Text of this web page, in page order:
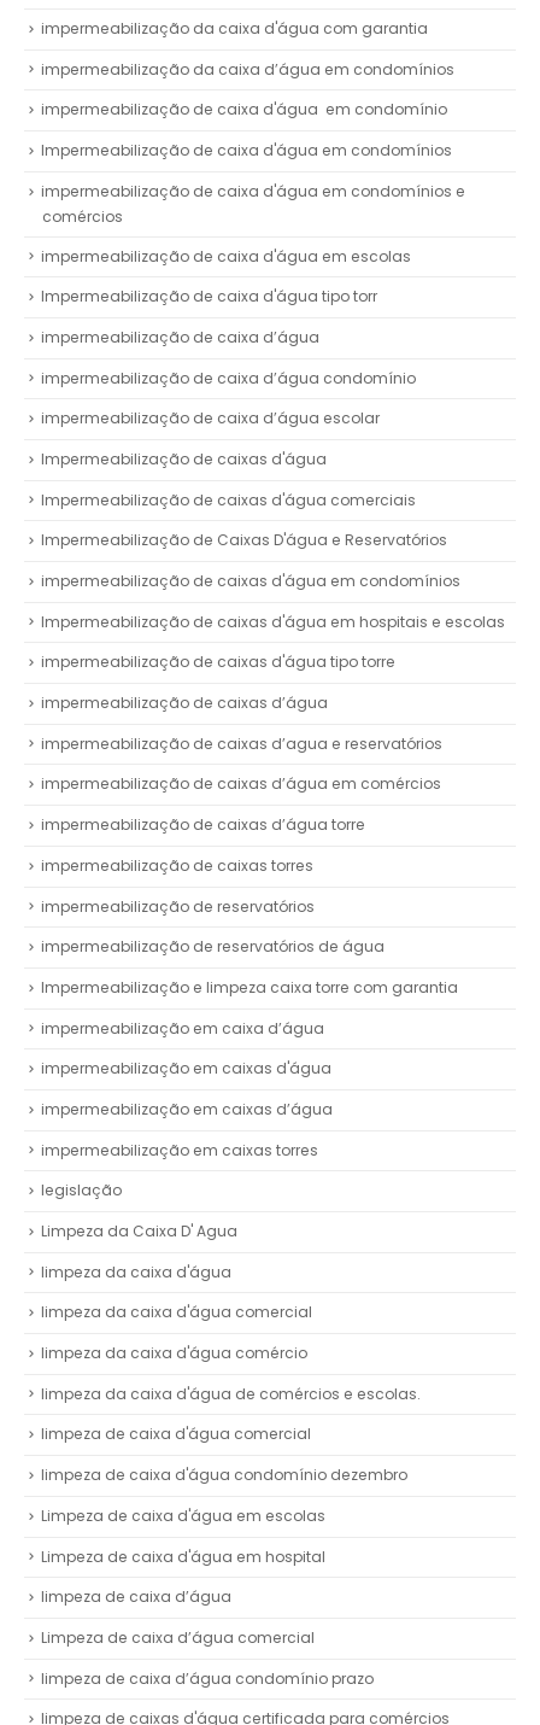
impermeabilização da caixa d'água com garantia
impermeabilização da caixa d’água em condomínios
impermeabilização de caixa d'água em condomínio
Impermeabilização de caixa d'água em condomínios
impermeabilização de caixa d'água em condomínios e
comércios
impermeabilização de caixa d'água em escolas
Impermeabilização de caixa d'água tipo torr
impermeabilização de caixa d’água
impermeabilização de caixa d’água condomínio
impermeabilização de caixa d’água escolar
Impermeabilização de caixas d'água
Impermeabilização de caixas d'água comerciais
Impermeabilização de Caixas D'água e Reservatórios
impermeabilização de caixas d'água em condomínios
Impermeabilização de caixas d'água em hospitais e escolas
impermeabilização de caixas d'água tipo torre
impermeabilização de caixas d’água
impermeabilização de caixas d’agua e reservatórios
impermeabilização de caixas d’água em comércios
impermeabilização de caixas d’água torre
impermeabilização de caixas torres
impermeabilização de reservatórios
impermeabilização de reservatórios de água
Impermeabilização e limpeza caixa torre com garantia
impermeabilização em caixa d’água
impermeabilização em caixas d'água
impermeabilização em caixas d’água
impermeabilização em caixas torres
legislação
Limpeza da Caixa D' Agua
limpeza da caixa d'água
limpeza da caixa d'água comercial
limpeza da caixa d'água comércio
limpeza da caixa d'água de comércios e escolas.
limpeza de caixa d'água comercial
limpeza de caixa d'água condomínio dezembro
Limpeza de caixa d'água em escolas
Limpeza de caixa d'água em hospital
limpeza de caixa d’água
Limpeza de caixa d’água comercial
limpeza de caixa d’água condomínio prazo
limpeza de caixas d'água certificada para comércios